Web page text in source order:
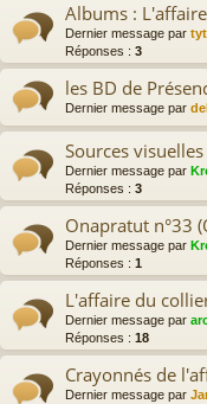
Albums :
Dernier message par
Réponses : 3
les BD de
Dernier message par
Sources visuelles
Dernier message par
Réponses : 3
Onapratut n°33
Dernier message par
Réponses : 1
L'affaire du
Dernier message par
Réponses : 18
Crayonnés de
Dernier message par